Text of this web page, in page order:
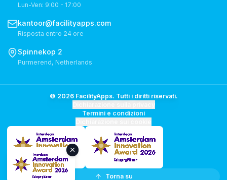
Lun-Ven: 9:00 - 17:00
kantoor@facilityapps.com
Risposta entro 24 ore
Spinnekop 2
Purmerend, Netherlands
© 2026 FacilityApps. Tutti i diritti riservati.
Termini e condizioni
Torna su